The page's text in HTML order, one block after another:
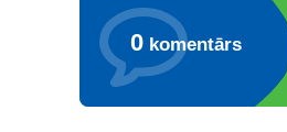
0 komentārs